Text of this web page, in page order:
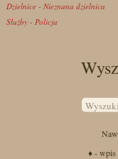
Dzielnice - Nieznana dzielnica
Służby - Policja
♦ - wpis